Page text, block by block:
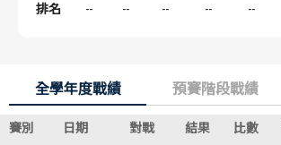
排名 -- -- -- -- --
全學年度戰績 預賽階段戰績
賽別 日期 對戰 結果 比數